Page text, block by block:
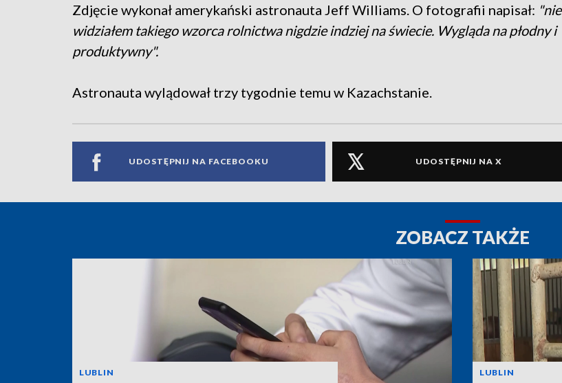
Zdjęcie wykonał amerykański astronauta Jeff Williams. O fotografii napisał: "nie
widziałem takiego wzorca rolnictwa nigdzie indziej na świecie. Wygląda na płodny i
produktywny".
Astronauta wylądował trzy tygodnie temu w Kazachstanie.
UDOSTĘPNIJ NA FACEBOOKU UDOSTĘPNIJ NA X
ZOBACZ TAKŻE
LUBLIN LUBLIN